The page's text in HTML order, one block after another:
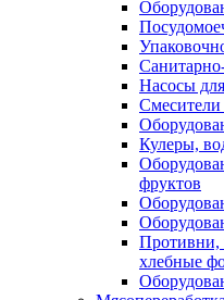
Насосы
Кулеры,
фруктов
Противни,
хлебные